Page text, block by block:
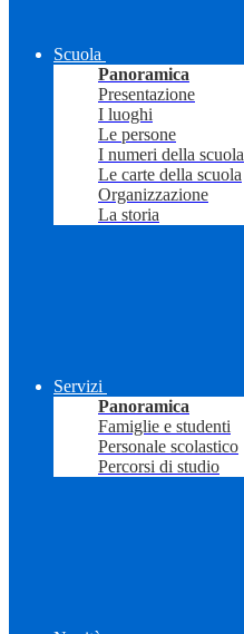
Scuola
Panoramica
Presentazione
I luoghi
Le persone
I numeri della scuola
Le carte della scuola
Organizzazione
La storia
Servizi
Panoramica
Famiglie e studenti
Personale scolastico
Percorsi di studio